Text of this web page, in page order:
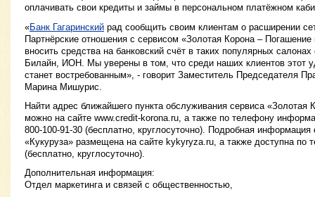
оплачивать свои кредиты и займы в персональном платёжном
«Банк Гагаринский рад сообщить своим клиентам о расширении
Партнёрские отношения с сервисом «Золотая Корона –
вносить средства на банковский счёт в таких популярных
Билайн, ИОН. Мы уверены в том, что среди наших клиентов этот
станет востребованным», - говорит Заместитель Председателя
Марина Мишурис.
Найти адрес ближайшего пункта обслуживания сервиса «Золотая
можно на сайте www.credit-korona.ru, а также по телефону
800-100-91-30 (бесплатно, круглосуточно). Подробная информация
«Кукуруза» размещена на сайте kykyryza.ru, а также доступна по
(бесплатно, круглосуточно).
Дополнительная информация:
Отдел маркетинга и связей с общественностью,